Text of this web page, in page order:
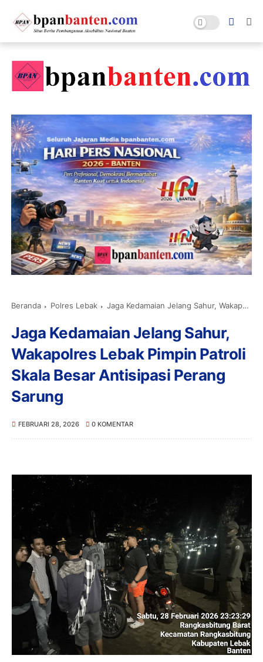
Beranda Polres Lebak Jaga Kedamaian Jelang Sahur, Wakapolres Lebak Pimpin Patroli Skala Besar Antisipasi Perang Sarung
Jaga Kedamaian Jelang Sahur,
Wakapolres Lebak Pimpin Patroli
Skala Besar Antisipasi Perang
Sarung
FEBRUARI 28, 2026 0 KOMENTAR